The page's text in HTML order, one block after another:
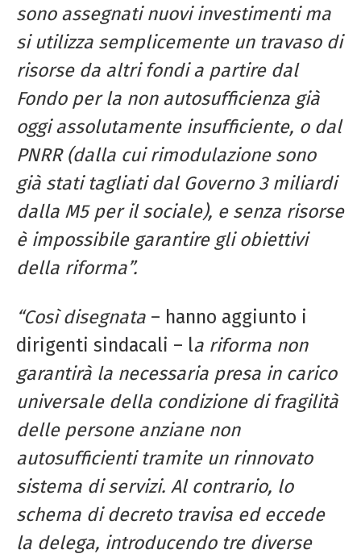
sono assegnati nuovi investimenti ma
si utilizza semplicemente un travaso di
risorse da altri fondi a partire dal
Fondo per la non autosufficienza già
oggi assolutamente insufficiente, o dal
PNRR (dalla cui rimodulazione sono
già stati tagliati dal Governo 3 miliardi
dalla M5 per il sociale), e senza risorse
è impossibile garantire gli obiettivi
della riforma”.
“Così disegnata – hanno aggiunto i
dirigenti sindacali – la riforma non
garantirà la necessaria presa in carico
universale della condizione di fragilità
delle persone anziane non
autosufficienti tramite un rinnovato
sistema di servizi. Al contrario, lo
schema di decreto travisa ed eccede
la delega, introducendo tre diverse